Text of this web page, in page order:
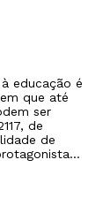
educação é
que até
ser
de
de